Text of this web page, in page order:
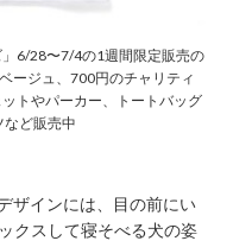
」6/28〜7/4の1週間限定販売の
ージュ、700円のチャリティ
トやパーカー、トートバッグ
など販売中
ザインには、目の前にい
クスして寝そべる犬の姿